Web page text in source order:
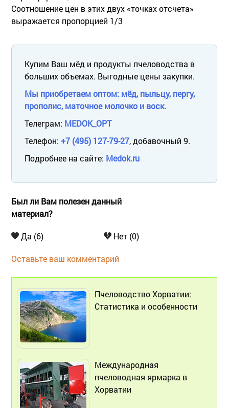
Соотношение цен в этих двух «точках отсчета»
выражается пропорцией 1/3
Купим Ваш мёд и продукты пчеловодства в
больших объемах. Выгодные цены закупки.
Мы приобретаем оптом: мёд, пыльцу, пергу,
прополис, маточное молочко и воск.
Телеграм: MEDOK_OPT
Телефон: +7 (495) 127-79-27, добавочный 9.
Подробнее на сайте: Medok.ru
Был ли Вам полезен данный
материал?
Да (6) Нет (0)
Оставьте ваш комментарий
Пчеловодство Хорватии:
Статистика и особенности
Международная
пчеловодная ярмарка в
Хорватии